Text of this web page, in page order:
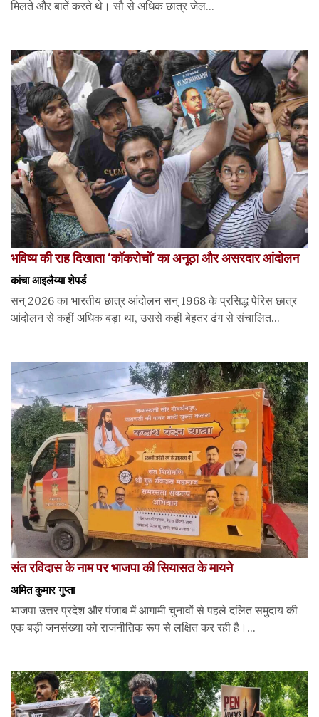
मिलते और बातें करते थे। सौ से अधिक छात्र जेल...
भविष्य की राह दिखाता ‘कॉकरोचों’ का अनूठा और असरदार आंदोलन
कांचा आइलैय्या शेपर्ड
सन् 2026 का भारतीय छात्र आंदोलन सन् 1968 के प्रसिद्ध पेरिस छात्र
आंदोलन से कहीं अधिक बड़ा था, उससे कहीं बेहतर ढंग से संचालित...
संत रविदास के नाम पर भाजपा की सियासत के मायने
अमित कुमार गुप्ता
भाजपा उत्तर प्रदेश और पंजाब में आगामी चुनावों से पहले दलित समुदाय की
एक बड़ी जनसंख्या को राजनीतिक रूप से लक्षित कर रही है।...